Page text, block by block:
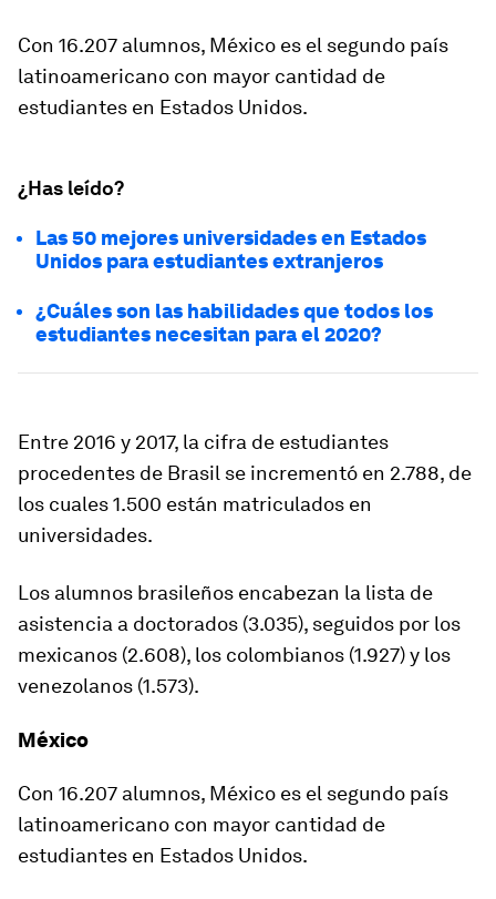
Con 16.207 alumnos, México es el segundo país
latinoamericano con mayor cantidad de
estudiantes en Estados Unidos.
¿Has leído?
Las 50 mejores universidades en Estados
Unidos para estudiantes extranjeros
¿Cuáles son las habilidades que todos los
estudiantes necesitan para el 2020?
Entre 2016 y 2017, la cifra de estudiantes
procedentes de Brasil se incrementó en 2.788, de
los cuales 1.500 están matriculados en
universidades.
Los alumnos brasileños encabezan la lista de
asistencia a doctorados (3.035), seguidos por los
mexicanos (2.608), los colombianos (1.927) y los
venezolanos (1.573).
México
Con 16.207 alumnos, México es el segundo país
latinoamericano con mayor cantidad de
estudiantes en Estados Unidos.